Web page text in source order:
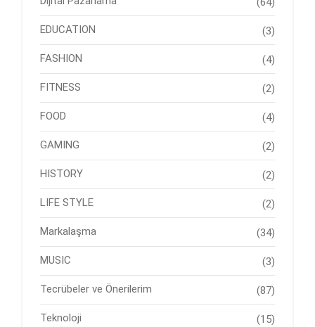
EDUCATION (3)
FASHION (4)
FITNESS (2)
FOOD (4)
GAMING (2)
HISTORY (2)
LIFE STYLE (2)
Markalaşma (34)
MUSIC (3)
Tecrübeler ve Önerilerim (87)
Teknoloji (15)